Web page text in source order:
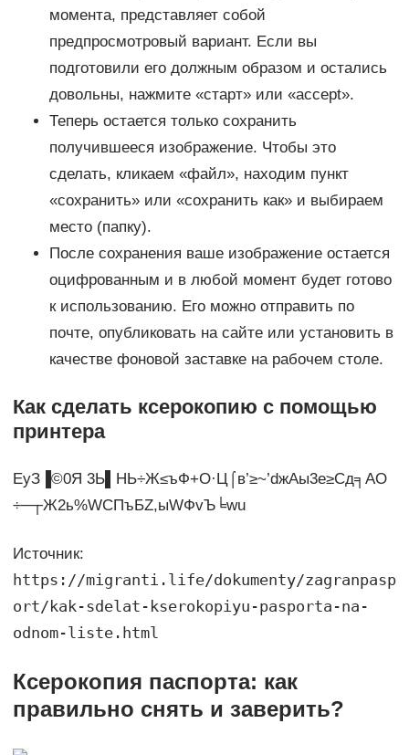
момента, представляет собой
предпросмотровый вариант. Если вы
подготовили его должным образом и остались
довольны, нажмите «старт» или «accept».
Теперь остается только сохранить
получившееся изображение. Чтобы это
сделать, кликаем «файл», находим пункт
«сохранить» или «сохранить как» и выбираем
место (папку).
После сохранения ваше изображение остается
оцифрованным и в любой момент будет готово
к использованию. Его можно отправить по
почте, опубликовать на сайте или установить в
качестве фоновой заставке на рабочем столе.
Как сделать ксерокопию с помощью
принтера
EyЗ▐©0Я 3Ь▌НЬ÷Ж≤ъФ+O·Ц⌠в’≥~’dжАы3e≥Сд╕АО
÷─┬Ж2ь%WCПъБZ,ыWФvЪ╘wu
Источник:
https://migranti.life/dokumenty/zagranpasp
ort/kak-sdelat-kserokopiyu-pasporta-na-
odnom-liste.html
Ксерокопия паспорта: как
правильно снять и заверить?